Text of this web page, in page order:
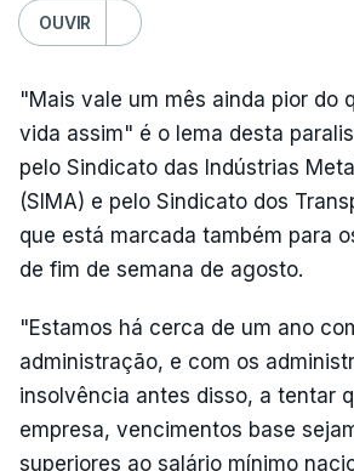
OUVIR
"Mais vale um mês ainda pior do
vida assim" é o lema desta
pelo Sindicato das Indústrias
(SIMA) e pelo Sindicato dos
que está marcada também para
de fim de semana de agosto.
"Estamos há cerca de um ano
administração, e com os
insolvência antes disso, a tentar
empresa, vencimentos base
superiores ao salário mínimo